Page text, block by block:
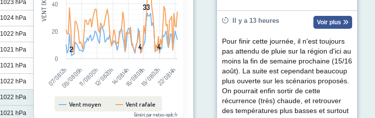
1023 hPa
1024 hPa
1022 hPa
1021 hPa
1021 hPa
1022 hPa
1022 hPa
1021 hPa
2
2
33
33
4
4 4
4
Vent moyen Vent rafale
07/08 12h09/08 06h11/08 00h12/08 20h14/08 14h16/08 08h19/08 02h22/08 14h
0
20
40
Généré par meteo-npdc.fr
Il y a 13 heures Voir plus
Pour finir cette journée, il n'est toujours
pas attendu de pluie sur la région d'ici au
moins la fin de semaine prochaine (15/16
août). La suite est cependant beaucoup
plus ouverte sur les scénarios proposés.
On pourrait enfin sortir de cette
récurrence (très) chaude, et retrouver
des températures plus basses et surtout